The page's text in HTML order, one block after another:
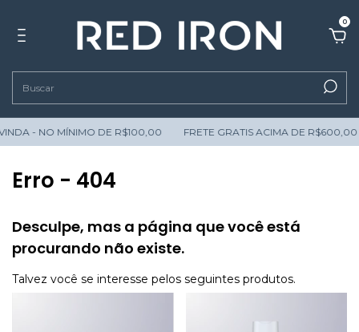
0
- NO MÍNIMO DE R$100,00 FRETE GRATIS ACIMA DE R$600,00
Erro - 404
Desculpe, mas a página que você está
procurando não existe.
Talvez você se interesse pelos seguintes produtos.